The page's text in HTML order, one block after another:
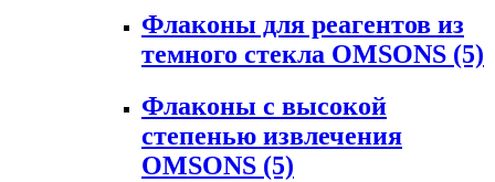
Флаконы для реагентов из
темного стекла OMSONS (5)
Флаконы с высокой
степенью извлечения
OMSONS (5)